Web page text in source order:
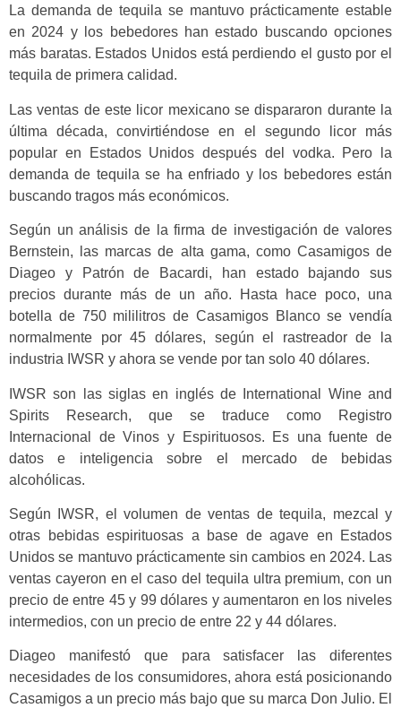
La demanda de tequila se mantuvo prácticamente estable
en 2024 y los bebedores han estado buscando opciones
más baratas. Estados Unidos está perdiendo el gusto por el
tequila de primera calidad.
Las ventas de este licor mexicano se dispararon durante la
última década, convirtiéndose en el segundo licor más
popular en Estados Unidos después del vodka. Pero la
demanda de tequila se ha enfriado y los bebedores están
buscando tragos más económicos.
Según un análisis de la firma de investigación de valores
Bernstein, las marcas de alta gama, como Casamigos de
Diageo y Patrón de Bacardi, han estado bajando sus
precios durante más de un año. Hasta hace poco, una
botella de 750 mililitros de Casamigos Blanco se vendía
normalmente por 45 dólares, según el rastreador de la
industria IWSR y ahora se vende por tan solo 40 dólares.
IWSR son las siglas en inglés de International Wine and
Spirits Research, que se traduce como Registro
Internacional de Vinos y Espirituosos. Es una fuente de
datos e inteligencia sobre el mercado de bebidas
alcohólicas.
Según IWSR, el volumen de ventas de tequila, mezcal y
otras bebidas espirituosas a base de agave en Estados
Unidos se mantuvo prácticamente sin cambios en 2024. Las
ventas cayeron en el caso del tequila ultra premium, con un
precio de entre 45 y 99 dólares y aumentaron en los niveles
intermedios, con un precio de entre 22 y 44 dólares.
Diageo manifestó que para satisfacer las diferentes
necesidades de los consumidores, ahora está posicionando
Casamigos a un precio más bajo que su marca Don Julio. El